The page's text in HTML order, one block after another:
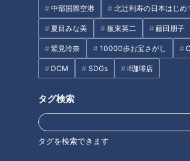
中部国際空港 北辻利寿の日本はじめ
夏目みな美 板東英二 藤田朋子
鷲見玲奈 10000歩お宝さがし
DCM SDGs if珈琲店
タグ検索
タグを検索できます
🎤「CBCアナウンサー」公式Instagram
https://www.instagram.com/
CBCテレビLINE公式アカウント
https://lin.ee/25iffnNj
-----------
この動画はCBCアナウンサーが、番組を離
撮影しているものでCBCテレビの意見を代